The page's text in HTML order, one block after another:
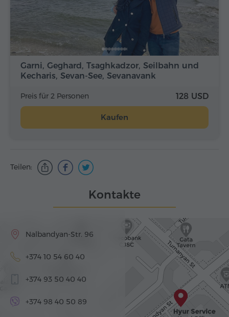
Garni, Geghard, Tsaghkadzor, Seilbahn und
Kecharis, Sevan-See, Sevanavank
Preis für 2 Personen 128 USD
Kaufen
Teilen:
Kontakte
Nalbandyan-Str. 96
+374 10 54 60 40
+374 93 50 40 40
+374 98 40 50 89